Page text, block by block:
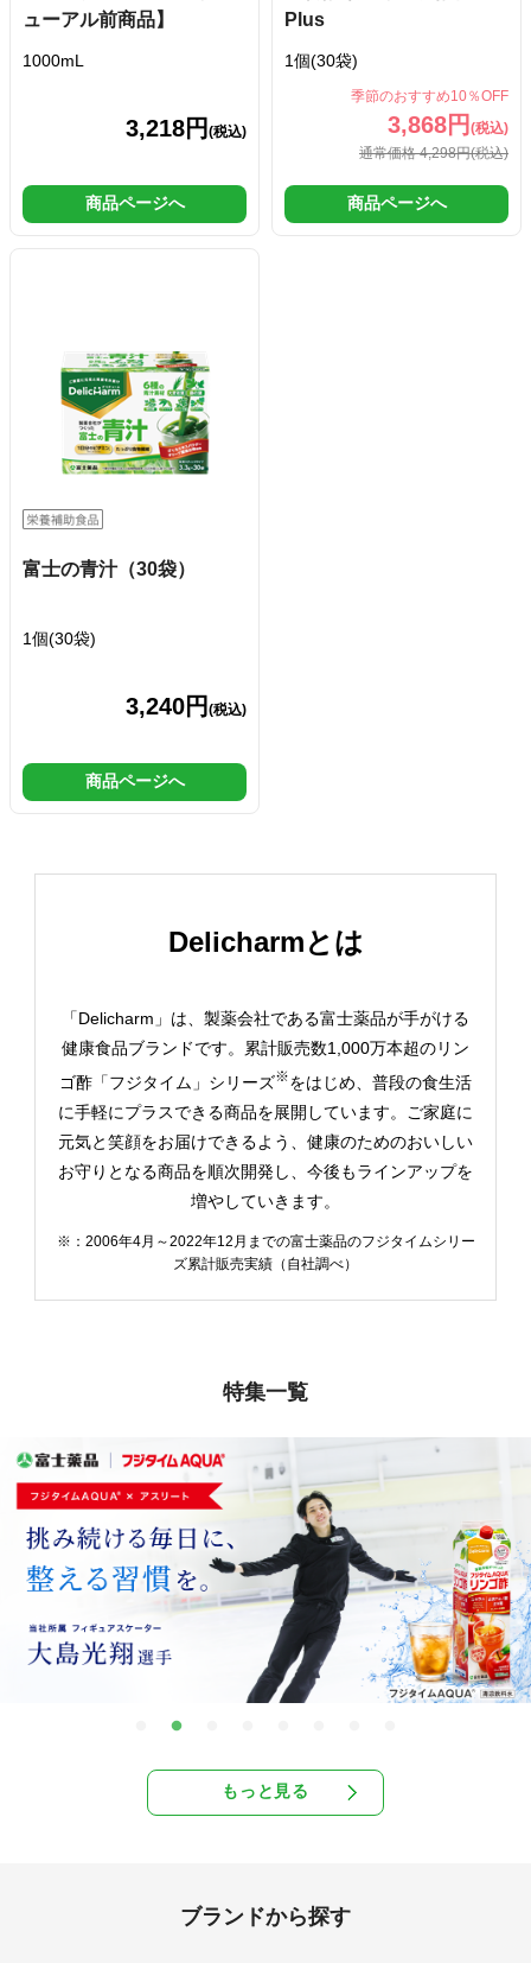
ューアル前商品】
1000mL
3,218円 (税込)
商品ページへ
Plus
1個(30袋)
季節のおすすめ10％OFF
3,868円 (税込)
通常価格 4,298円(税込)
商品ページへ
富士の青汁（30袋）
1個(30袋)
3,240円 (税込)
商品ページへ
Delicharmとは
「Delicharm」は、製薬会社である富士薬品が手がける
健康食品ブランドです。累計販売数1,000万本超のリン
ゴ酢「フジタイム」シリーズ※をはじめ、普段の食生活
に手軽にプラスできる商品を展開しています。ご家庭に
元気と笑顔をお届けできるよう、健康のためのおいしい
お守りとなる商品を順次開発し、今後もラインアップを
増やしていきます。
※：2006年4月～2022年12月までの富士薬品のフジタイムシリー
ズ累計販売実績（自社調べ）
特集一覧
もっと見る
ブランドから探す